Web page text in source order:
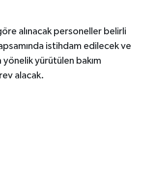
alınacak personeller belirli
istihdam edilecek ve
yönelik yürütülen bakım
alacak.